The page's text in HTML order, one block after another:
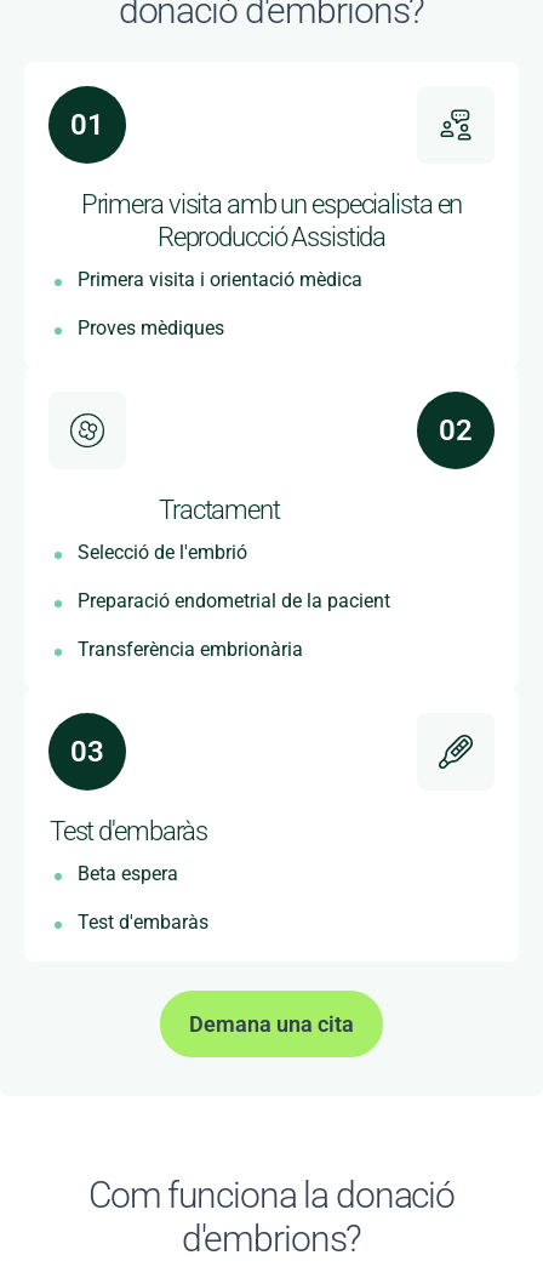
donació d'embrions?
Primera visita amb un especialista en
Reproducció Assistida
Primera visita i orientació mèdica
Proves mèdiques
Tractament
Selecció de l'embrió
Preparació endometrial de la pacient
Transferència embrionària
Test d'embaràs
Beta espera
Test d'embaràs
Demana una cita
Com funciona la donació
d'embrions?